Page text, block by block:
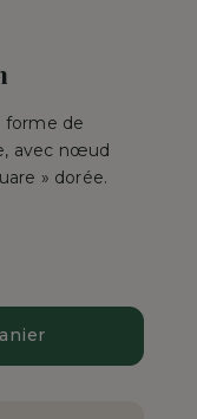
forme de
avec nœud
» dorée.